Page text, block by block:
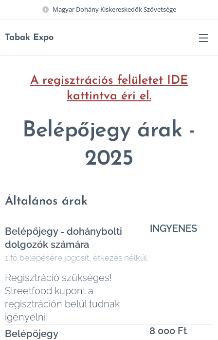
Magyar Dohány Kiskereskedők Szövetsége
Tabak Expo
A regisztrációs felületet IDE
kattintva éri el.
Belépőjegy árak -
2025
Általános árak
Belépőjegy - dohánybolti
dolgozók számára
1 fő belépésére jogosít, étkezés nélkül
Regisztráció szükséges!
Streetfood kupont a
regisztráción belül tudnak
igényelni!
INGYENES
Belépőjegy 8 000 Ft